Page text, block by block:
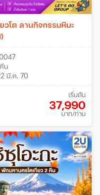
โต ลานกิจกรรมหิมะ
น
มี.ค. 70
เริ่มต้น
37,990
บาท/ท่าน